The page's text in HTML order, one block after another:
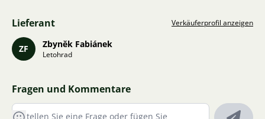
Lieferant Verkäuferprofil anzeigen
ZF Zbyněk Fabiánek
Letohrad
Fragen und Kommentare